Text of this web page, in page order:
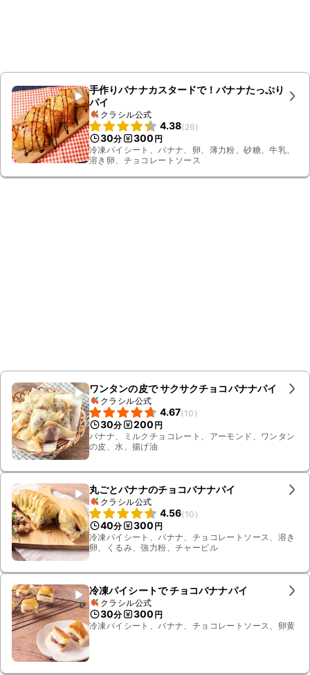
手作りバナナカスタードで！バナナたっぷり
パイ
クラシル公式
4.38(26)
30分 300 円
冷凍パイシート、バナナ、卵、薄力粉、砂糖、牛乳、
溶き卵、チョコレートソース
ワンタンの皮で サクサクチョコバナナパイ
クラシル公式
4.67(10 )
30分 200 円
バナナ、ミルクチョコレート、アーモンド、ワンタン
の皮、水、揚げ油
丸ごとバナナのチョコバナナパイ
クラシル公式
4.56(10 )
40分 300 円
冷凍パイシート、バナナ、チョコレートソース、溶き
卵、くるみ、強力粉、チャービル
冷凍パイシートで チョコバナナパイ
クラシル公式
30分 300 円
冷凍パイシート、バナナ、チョコレートソース、卵黄